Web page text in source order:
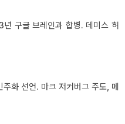
구글 브레인과 합병. 데미스 허
화 선언. 마크 저커버그 주도, 메